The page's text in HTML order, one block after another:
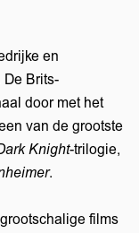
en
Brits-
door met het
van de grootste
Knight-trilogie,
.
films